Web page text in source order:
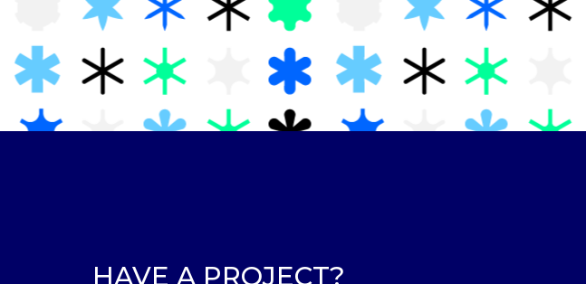
HAVE A PROJECT?